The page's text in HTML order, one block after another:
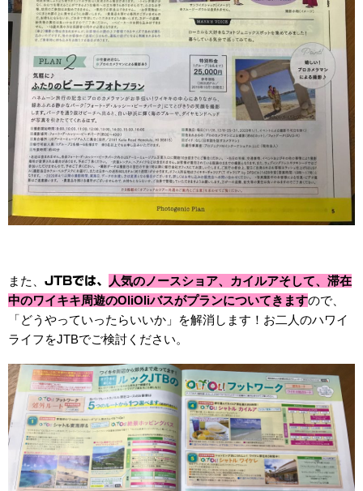
また、 JTBでは、 人気のノースショア、カイルアそして、滞在
中のワイキキ周遊のOliOliバスがプランについてきますので、
「どうやっていったらいいか」を解消します！お二人のハワイ
ライフをJTBでご検討ください。